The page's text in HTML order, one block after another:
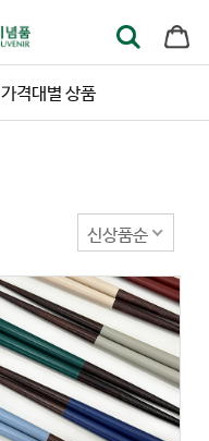
가격대별 상품
신상품순